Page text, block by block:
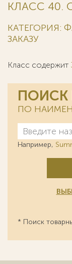
КЛАСС 40.
КАТЕГОРИЯ:
ЗАКАЗУ
Класс содержит
ПОИСК
ПО
Например,
* Поиск